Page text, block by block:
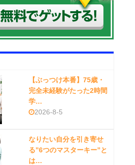
【ぶっつけ本番】75歳・
完全未経験がたった2時間
学…
2026-8-5
なりたい自分を引き寄せ
る”6つのマスターキー”と
は…